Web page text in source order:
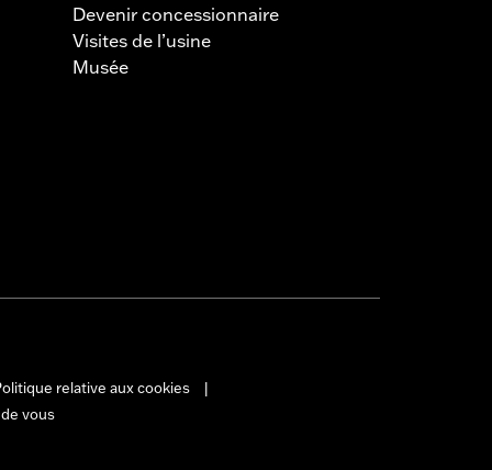
Devenir concessionnaire
Visites de l’usine
Musée
relative aux cookies
vous